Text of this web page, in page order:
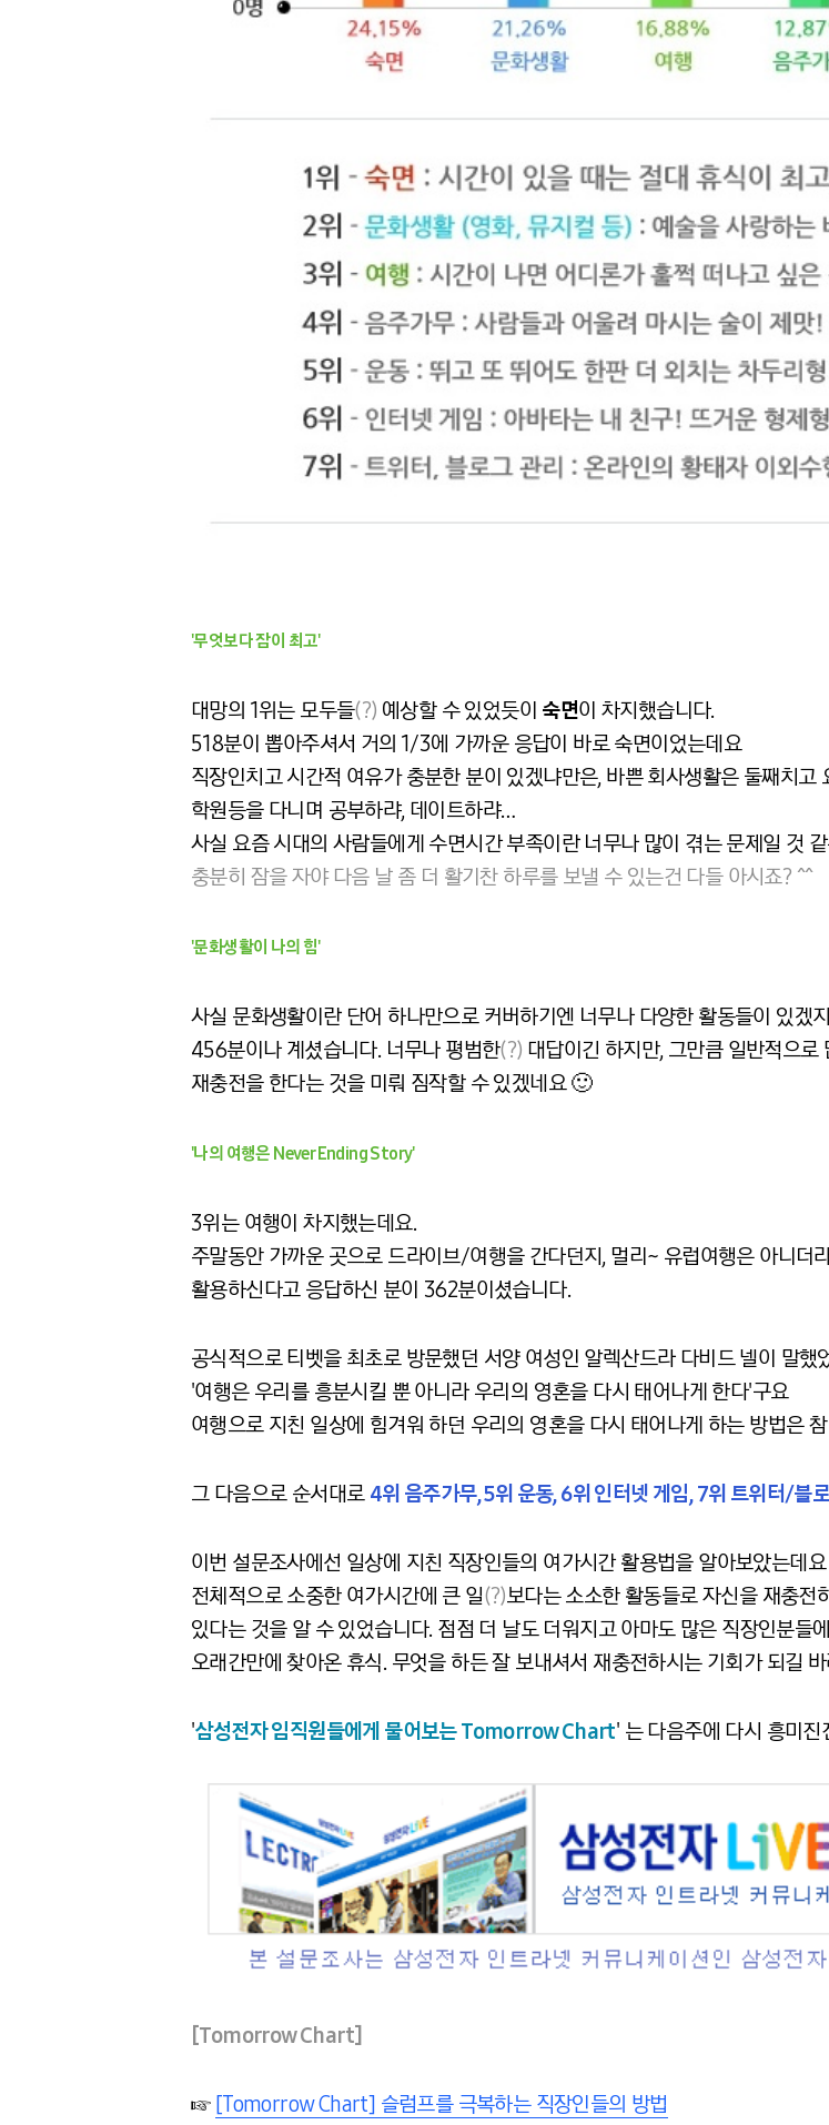
'무엇보다 잠이 최고'
대망의 1위는 모두들(?) 예상할 수 있었듯이 숙면이 차지했습니다.
518분이 뽑아주셔서 거의 1/3에 가까운 응답이 바로 숙면이었는데요
직장인치고 시간적 여유가 충분한 분이 있겠냐만은, 바쁜 회사생활은 둘째치
학원등을 다니며 공부하랴, 데이트하랴…
사실 요즘 시대의 사람들에게 수면시간 부족이란 너무나 많이 겪는 문제일 것
충분히 잠을 자야 다음 날 좀 더 활기찬 하루를 보낼 수 있는건 다들 아시죠? ^^
'문화생활이 나의 힘'
사실 문화생활이란 단어 하나만으로 커버하기엔 너무나 다양한 활동들이 있겠
456분이나 계셨습니다. 너무나 평범한(?) 대답이긴 하지만, 그만큼 일반적으
재충전을 한다는 것을 미뤄 짐작할 수 있겠네요 🙂
'나의 여행은 Never Ending Story'
3위는 여행이 차지했는데요.
주말동안 가까운 곳으로 드라이브/여행을 간다던지, 멀리~ 유럽여행은 아니더
활용하신다고 응답하신 분이 362분이셨습니다.
공식적으로 티벳을 최초로 방문했던 서양 여성인 알렉산드라 다비드 넬이 말했
'여행은 우리를 흥분시킬 뿐 아니라 우리의 영혼을 다시 태어나게 한다'구요
여행으로 지친 일상에 힘겨워 하던 우리의 영혼을 다시 태어나게 하는 방법은
그 다음으로 순서대로 4위 음주가무, 5위 운동, 6위 인터넷 게임, 7위 트위터/블
이번 설문조사에선 일상에 지친 직장인들의 여가시간 활용법을 알아보았는데요
전체적으로 소중한 여가시간에 큰 일(?)보다는 소소한 활동들로 자신을 재충전
있다는 것을 알 수 있었습니다. 점점 더 날도 더워지고 아마도 많은 직장인분들
오래간만에 찾아온 휴식. 무엇을 하든 잘 보내셔서 재충전하시는 기회가 되길
'삼성전자 임직원들에게 물어보는 Tomorrow Chart' 는 다음주에 다시 흥미
[Tomorrow Chart]
☞ [Tomorrow Chart] 슬럼프를 극복하는 직장인들의 방법